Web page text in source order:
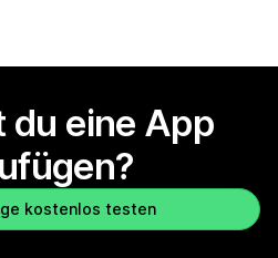
du eine App
kostenlos testen